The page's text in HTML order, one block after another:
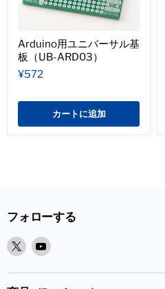
Arduino用ユニバーサル基
板（UB-ARD03）
¥572
カートに追加
フォローする
X
見
Youtube
見